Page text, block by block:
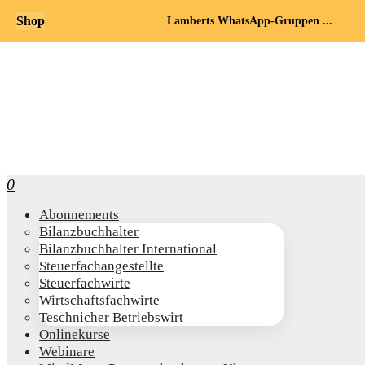
0
Abon­ne­ments
Bilanz­buch­hal­ter
Bilanz­buch­hal­ter International
Steu­er­fach­an­ge­stell­te
Steu­er­fach­wir­te
Wirt­schafts­fach­wir­te
Teschni­cher Betriebswirt
Online­kur­se
Web­i­na­re
Shop Lamberts WhatsApp-Gruppen ...